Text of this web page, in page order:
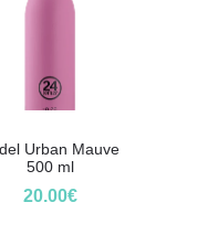
Urban Mauve
500 ml
20.00€